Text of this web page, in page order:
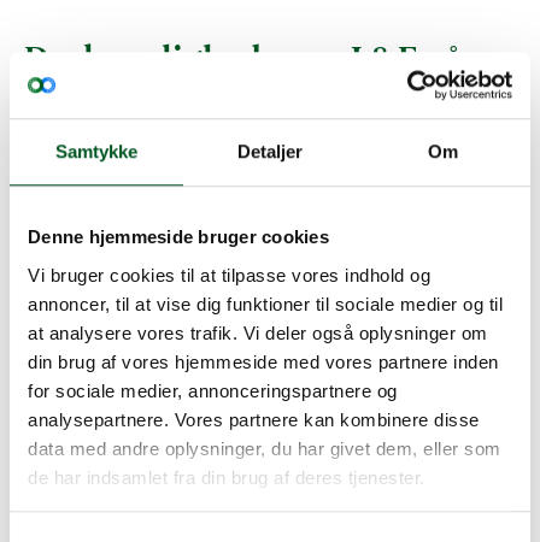
Samtykke Detaljer Om
Denne hjemmeside bruger cookies
Vi bruger cookies til at tilpasse vores indhold og
annoncer, til at vise dig funktioner til sociale medier og til
at analysere vores trafik. Vi deler også oplysninger om
din brug af vores hjemmeside med vores partnere inden
for sociale medier, annonceringspartnere og
analysepartnere. Vores partnere kan kombinere disse
data med andre oplysninger, du har givet dem, eller som
de har indsamlet fra din brug af deres tjenester.
Dyrk mulighederne: L&F på
vej med plan, der viser vejen
for grøn omstilling uden
afgifter
hvordan fødevareerhvervet kan levere på den
grønne dagsorden ved at implementere kendte
virkemidler.
Planen er et proaktivt indspil i den kommende
debat om, hvordan man bedst nedbringer
landbrugets klimaudledninger. Den skal sende et
stærkt til politikere og Svarer-udvalget om, at
fødevareerhvervet kan og vil levere på de mål, der
er sat i landbrugsaftalen, og at en hård CO2-afgift
ikke er vejen frem.